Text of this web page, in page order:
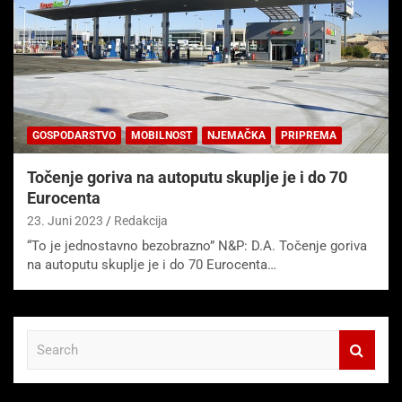
GOSPODARSTVO MOBILNOST NJEMAČKA PRIPREMA
Točenje goriva na autoputu skuplje je i do 70
Eurocenta
23. Juni 2023 Redakcija
“To je jednostavno bezobrazno” N&P: D.A. Točenje goriva
na autoputu skuplje je i do 70 Eurocenta…